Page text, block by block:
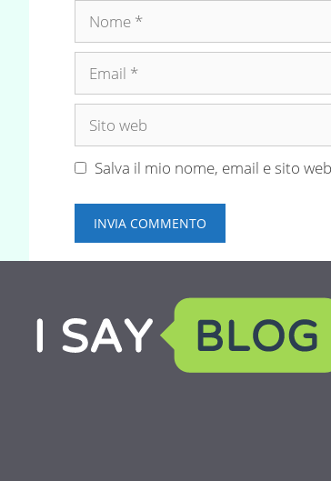
Nome
Email
Sito
Salva il mio nome, email e sito